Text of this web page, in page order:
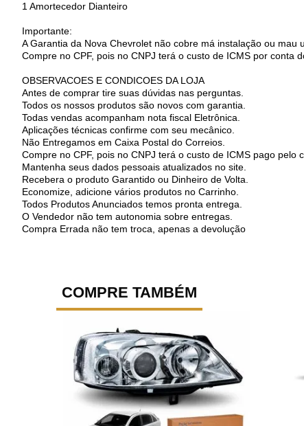
1 Amortecedor Dianteiro
Importante:
A Garantia da Nova Chevrolet não cobre má instalação ou
Compre no CPF, pois no CNPJ terá o custo de ICMS por conta
OBSERVACOES E CONDICOES DA LOJA
Antes de comprar tire suas dúvidas nas perguntas.
Todos os nossos produtos são novos com garantia.
Todas vendas acompanham nota fiscal Eletrônica.
Aplicações técnicas confirme com seu mecânico.
Não Entregamos em Caixa Postal do Correios.
Compre no CPF, pois no CNPJ terá o custo de ICMS pago pelo
Mantenha seus dados pessoais atualizados no site.
Recebera o produto Garantido ou Dinheiro de Volta.
Economize, adicione vários produtos no Carrinho.
Todos Produtos Anunciados temos pronta entrega.
O Vendedor não tem autonomia sobre entregas.
Compra Errada não tem troca, apenas a devolução
COMPRE TAMBÉM